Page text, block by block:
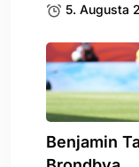
5. Augusta
Benjamin